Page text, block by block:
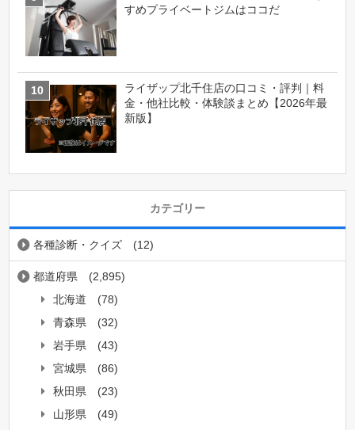
すめプライベートジムはココだ
ライザップ北千住店の口コミ・評判｜料
金・他社比較・体験談まとめ【2026年最
新版】
カテゴリー
各種診断・クイズ (12)
都道府県
(2,895)
北海道
(78)
青森県
(32)
岩手県
(43)
宮城県
(86)
秋田県
(23)
山形県
(49)